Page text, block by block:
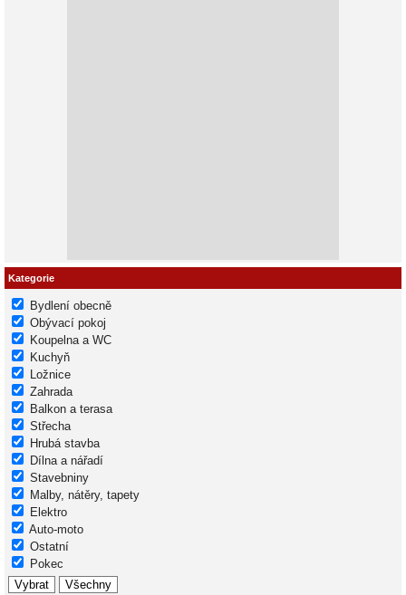
Kategorie
Bydlení obecně
Obývací pokoj
Koupelna a WC
Kuchyň
Ložnice
Zahrada
Balkon a terasa
Střecha
Hrubá stavba
Dílna a nářadí
Stavebniny
Malby, nátěry, tapety
Elektro
Auto-moto
Ostatní
Pokec